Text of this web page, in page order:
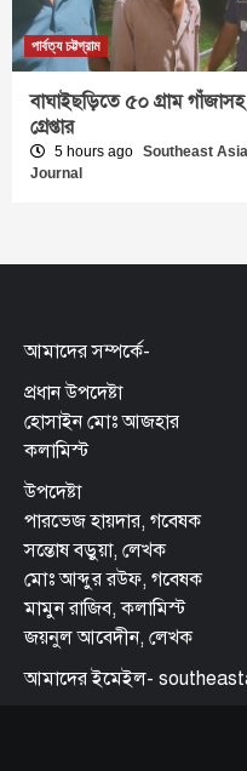
পার্বত্য চট্টগ্রাম
বাঘাইছড়িতে ৫০ গ্রাম
গ্রেপ্তার
5 hours ago Southeast Asia
Journal
আমাদের সম্পর্কে-
প্রধান উপদেষ্টা
হোসাইন মোঃ আজহার
কলামিস্ট
উপদেষ্টা
পারভেজ হায়দার, গবেষক
সন্তোষ বড়ুয়া, লেখক
মোঃ আব্দুর রউফ, গবেষক
মামুন রাজিব, কলামিস্ট
জয়নুল আবেদীন, লেখক
আমাদের ইমেইল-